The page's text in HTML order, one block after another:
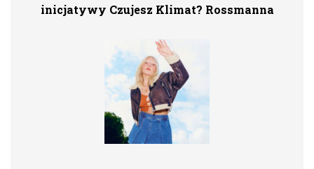
inicjatywy Czujesz Klimat? Rossmanna